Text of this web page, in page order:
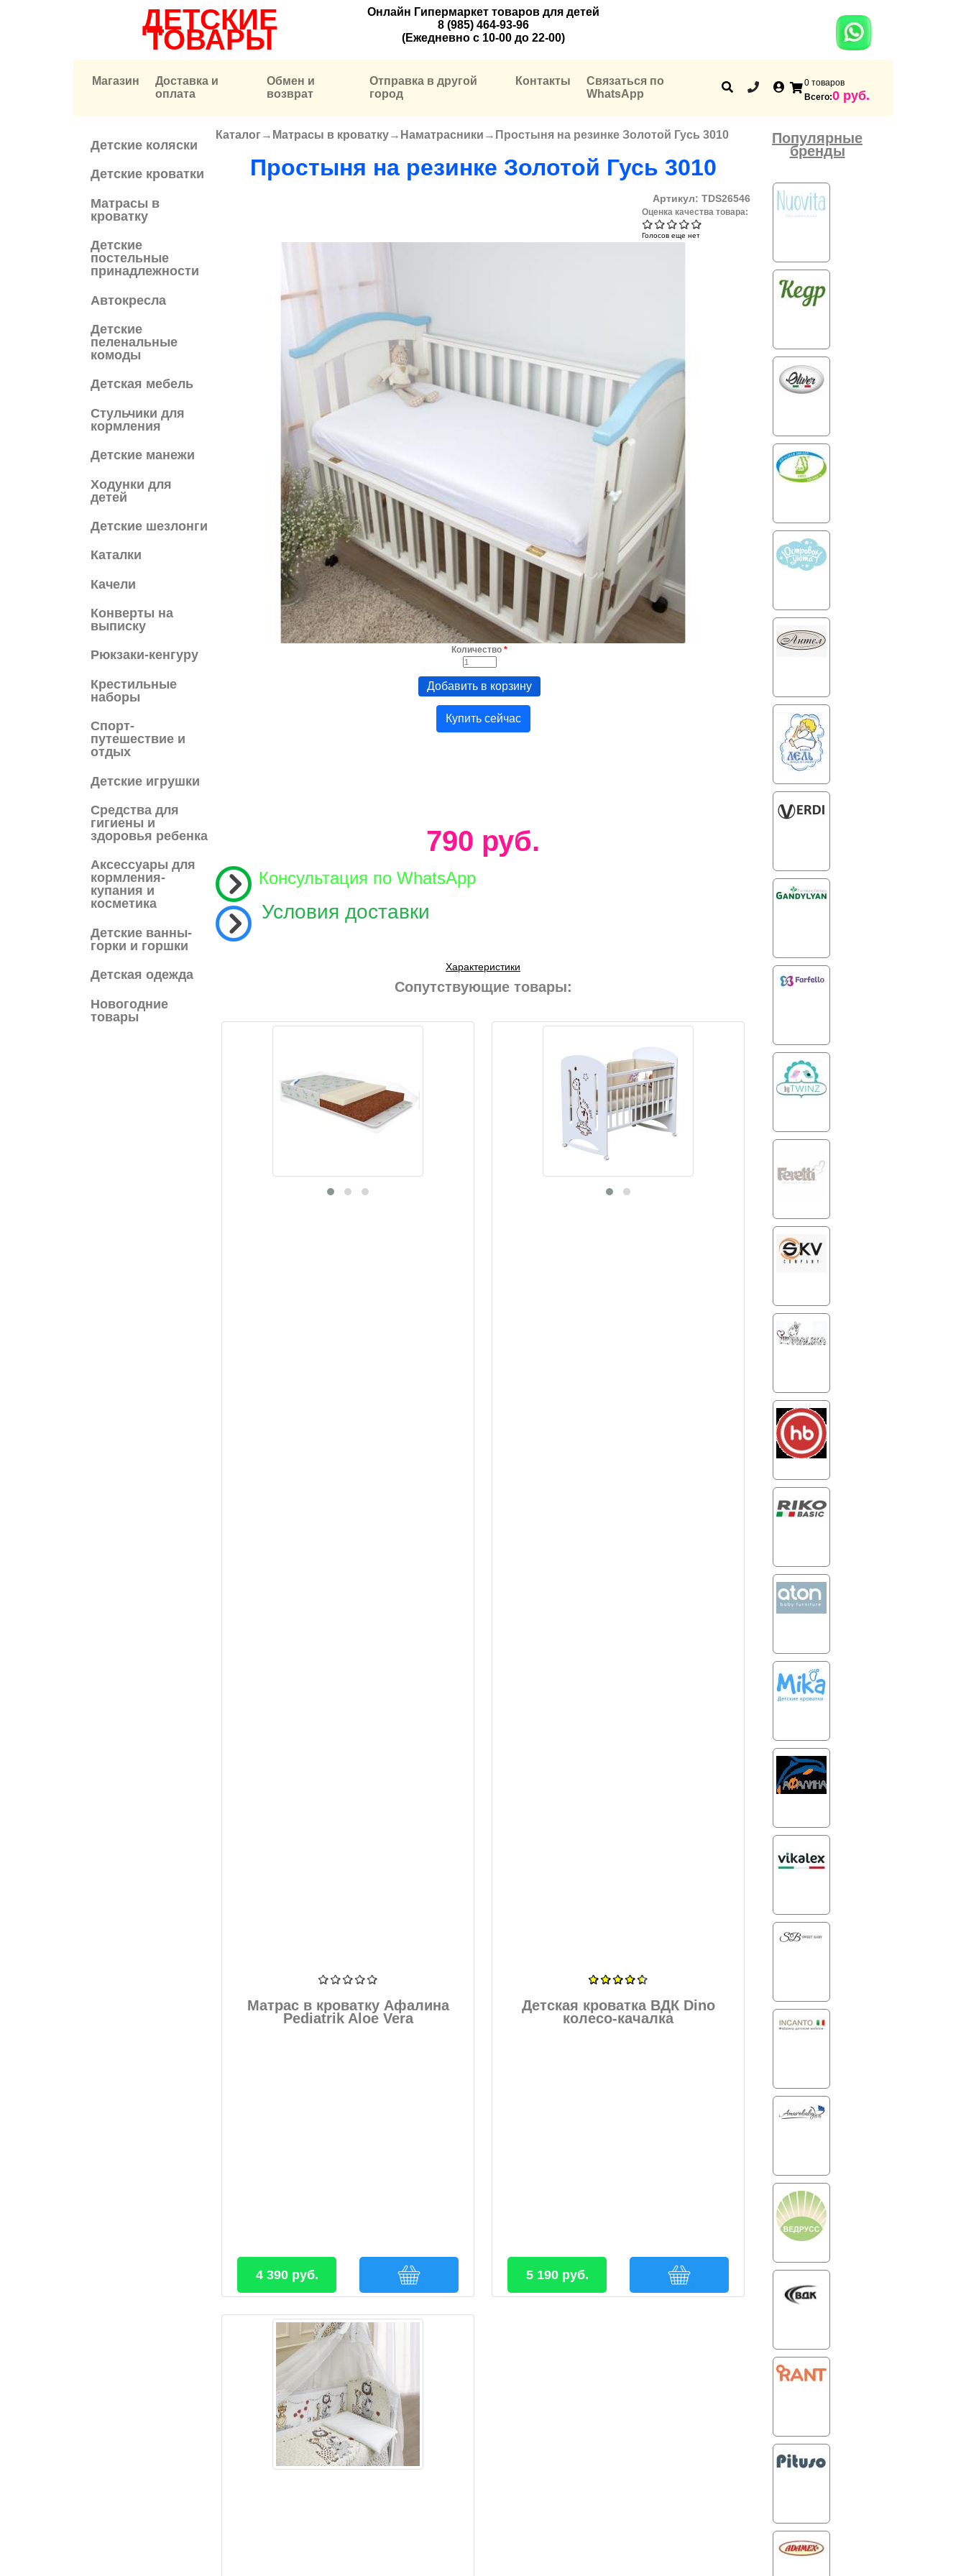
ДЕТСКИЕ
ТОВАРЫ
Онлайн Гипермаркет товаров для детей
8 (985) 464-93-96
(Ежедневно с 10-00 до 22-00)
Магазин
Доставка и
оплата
Обмен и
возврат
Отправка в другой
город
Контакты
Связаться по
WhatsApp
0 товаров
Всего:0 руб.
Детские коляски
Детские кроватки
Матрасы в
кроватку
Детские
постельные
принадлежности
Автокресла
Детские
пеленальные
комоды
Детская мебель
Cтульчики для
кормления
Детские манежи
Ходунки для
детей
Детские шезлонги
Каталки
Качели
Конверты на
выписку
Рюкзаки-кенгуру
Крестильные
наборы
Спорт-
путешествие и
отдых
Детские игрушки
Средства для
гигиены и
здоровья ребенка
Аксессуары для
кормления-
купания и
косметика
Детские ванны-
горки и горшки
Детская одежда
Новогодние
товары
Вы здесь
Каталог→ Матрасы в кроватку→ Наматрасники → Простыня на резинке Золотой Гусь 3010
Простыня на резинке Золотой Гусь 3010
Артикул: TDS26546
Оценка качества товара:
Голосов еще нет
Количество *
Купить сейчас
790 руб.
Консультация по WhatsApp
Условия доставки
Характеристики
Сопутствующие товары:
Матрас в кроватку Афалина
Pediatrik Aloe Vera
4 390 руб.
Детская кроватка ВДК Dino
колесо-качалка
5 190 руб.
Популярные
бренды